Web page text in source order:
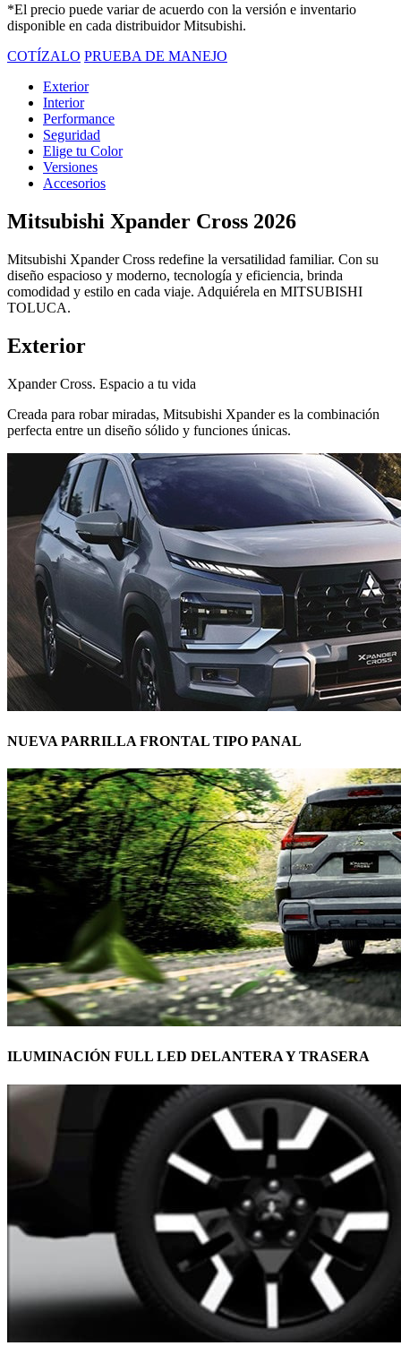
*El precio puede variar de acuerdo con la versión e inventario
disponible en cada distribuidor Mitsubishi.
COTÍZALO PRUEBA DE MANEJO
Exterior
Interior
Performance
Seguridad
Elige tu Color
Versiones
Accesorios
Mitsubishi Xpander Cross 2026
Mitsubishi Xpander Cross redefine la versatilidad familiar. Con su
diseño espacioso y moderno, tecnología y eficiencia, brinda
comodidad y estilo en cada viaje. Adquiérela en MITSUBISHI
TOLUCA.
Exterior
Xpander Cross. Espacio a tu vida
Creada para robar miradas, Mitsubishi Xpander es la combinación
perfecta entre un diseño sólido y funciones únicas.
NUEVA PARRILLA FRONTAL TIPO PANAL
ILUMINACIÓN FULL LED DELANTERA Y TRASERA